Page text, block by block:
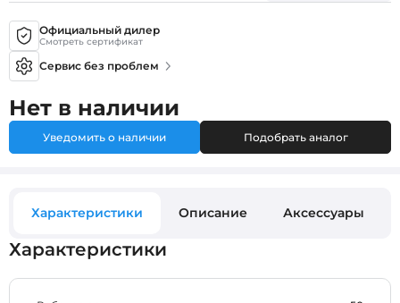
Официальный дилер
Смотреть сертификат
Сервис без проблем
Нет в наличии
Уведомить о наличии Подобрать аналог
Характеристики Описание Аксессуары
Характеристики